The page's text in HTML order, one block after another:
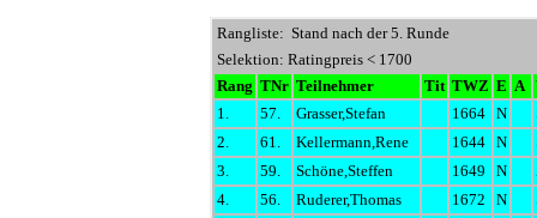
Rangliste: Stand nach der 5. Runde
Selektion: Ratingpreis < 1700
Rang TNr Teilnehmer Tit TWZ E A
1.
57. Grasser,Stefan 1664 N
2.
61. Kellermann,Rene 1644 N
3.
59. Schöne,Steffen 1649 N
4.
56. Ruderer,Thomas 1672 N